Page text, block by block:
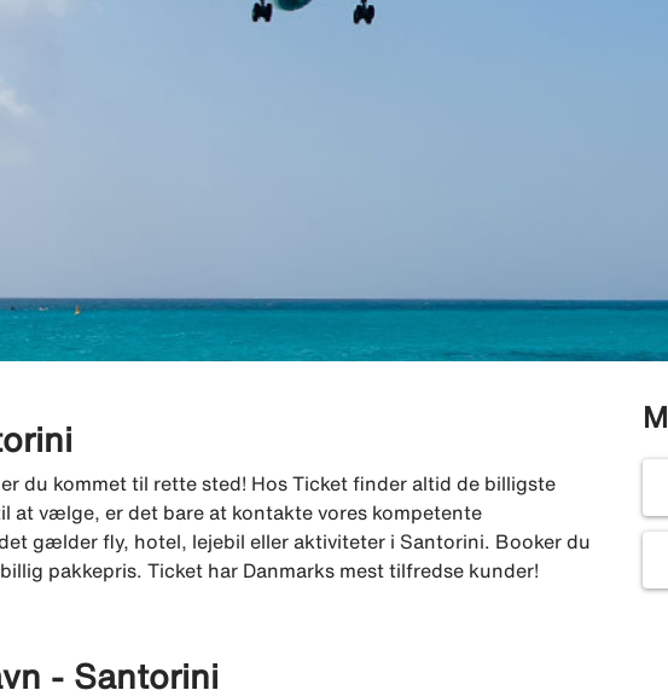
du kommet til rette sted! Hos Ticket finder altid de billigste
vælge, er det bare at kontakte vores kompetente
gælder fly, hotel, lejebil eller aktiviteter i Santorini. Booker du
pakkepris. Ticket har Danmarks mest tilfredse kunder!
- Santorini